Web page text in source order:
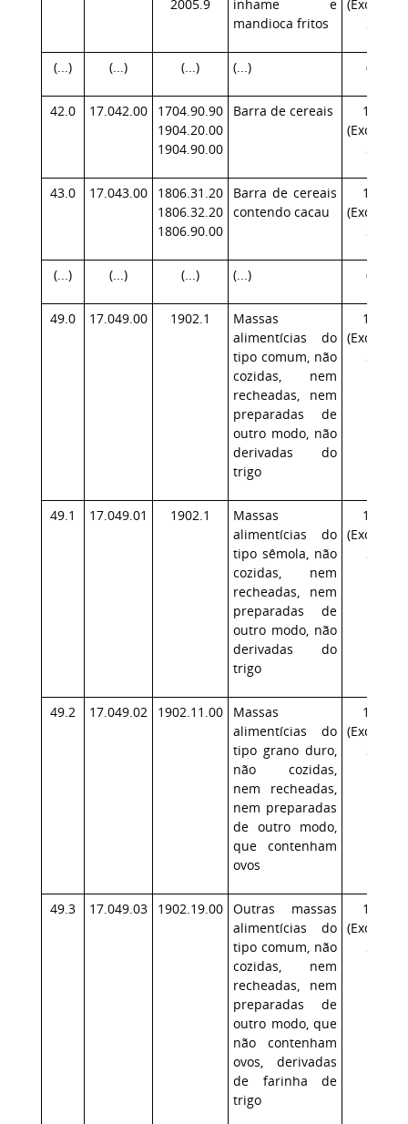
2005.9
inhame e
mandioca fritos
(Exceção:
SP)
(...) (...) (...) (...) (...)
42.0 17.042.00
1704.90.90
1904.20.00
1904.90.00
Barra de cereais
17.1
(Exceção:
SP)
43.0 17.043.00
1806.31.20
1806.32.20
1806.90.00
Barra de cereais
contendo cacau
17.1
(Exceção:
SP)
(...) (...) (...) (...) (...)
49.0 17.049.00 1902.1
Massas
alimentícias do
tipo comum, não
cozidas, nem
recheadas, nem
preparadas de
outro modo, não
derivadas do
trigo
17.1
(Exceção:
SP)
49.1 17.049.01 1902.1
Massas
alimentícias do
tipo sêmola, não
cozidas, nem
recheadas, nem
preparadas de
outro modo, não
derivadas do
trigo
17.1
(Exceção:
SP)
49.2 17.049.02 1902.11.00
Massas
alimentícias do
tipo grano duro,
não cozidas,
nem recheadas,
nem preparadas
de outro modo,
que contenham
ovos
17.1
(Exceção:
SP)
49.3 17.049.03 1902.19.00 Outras massas
alimentícias do
tipo comum, não
cozidas, nem
recheadas, nem
preparadas de
outro modo, que
não contenham
ovos, derivadas
de farinha de
trigo
17.1
(Exceção:
SP)